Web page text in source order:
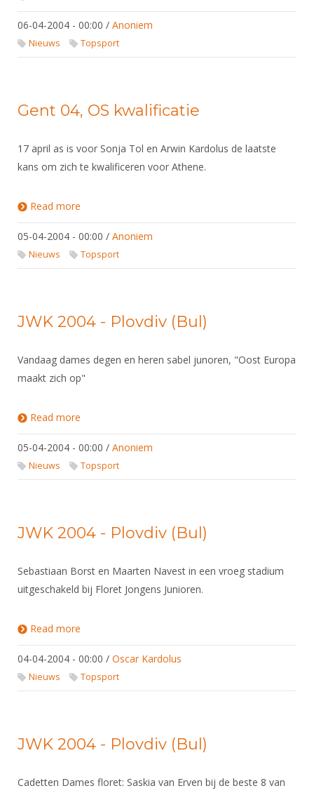
06-04-2004 - 00:00 / Anoniem
Nieuws Topsport
Gent 04, OS kwalificatie
17 april as is voor Sonja Tol en Arwin Kardolus de laatste
kans om zich te kwalificeren voor Athene.
Read more
05-04-2004 - 00:00 / Anoniem
Nieuws Topsport
JWK 2004 - Plovdiv (Bul)
Vandaag dames degen en heren sabel junoren, "Oost Europa
maakt zich op"
Read more
05-04-2004 - 00:00 / Anoniem
Nieuws Topsport
JWK 2004 - Plovdiv (Bul)
Sebastiaan Borst en Maarten Navest in een vroeg stadium
uitgeschakeld bij Floret Jongens Junioren.
Read more
04-04-2004 - 00:00 / Oscar Kardolus
Nieuws Topsport
JWK 2004 - Plovdiv (Bul)
Cadetten Dames floret: Saskia van Erven bij de beste 8 van